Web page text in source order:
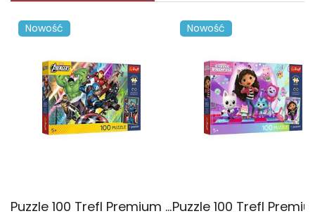
Nowość
Puzzle 100 Trefl Premium Plus Kids Potęga i moc Disney Marvel the Avengers 16552
Nowość